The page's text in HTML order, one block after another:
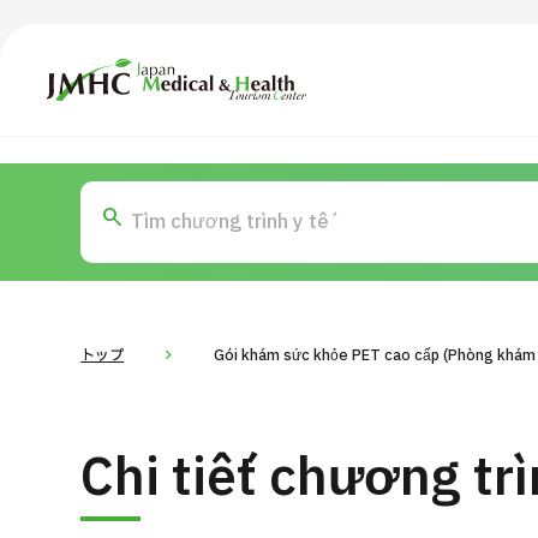
Trung tâm Du lịch Y tế & Sức khỏe Nhật Bản (JMHC)
TOP
Quy trình khám chữa bệnh
Chương trình
Tìm theo bộ phận / bệnh
トップ Gói khám sức khỏe PET cao cấp (Phòng
Chi tiết chương